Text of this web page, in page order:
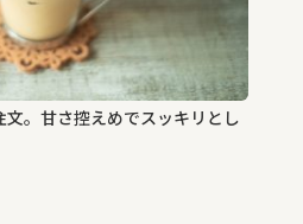
。甘さ控えめでスッキリとし